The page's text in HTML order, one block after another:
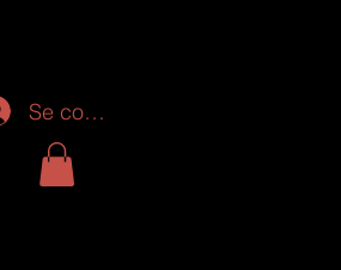
Se connecter